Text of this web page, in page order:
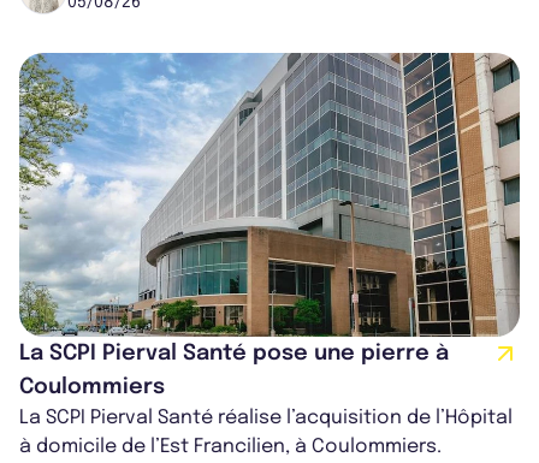
La SCPI Pierval Santé pose une pierre à
Coulommiers
La SCPI Pierval Santé réalise l’acquisition de l’Hôpital
à domicile de l’Est Francilien, à Coulommiers.